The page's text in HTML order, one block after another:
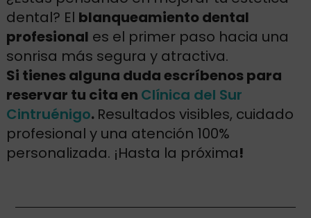
dental? El blanqueamiento dental
profesional es el primer paso hacia una
sonrisa más segura y atractiva.
Si tienes alguna duda escríbenos para
reservar tu cita en Clínica del Sur
Cintruénigo. Resultados visibles, cuidado
profesional y una atención 100%
personalizada. ¡Hasta la próxima!